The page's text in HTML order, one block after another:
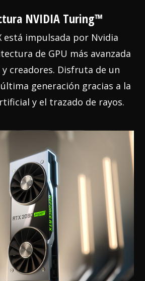
NVIDIA Turing™
está impulsada por Nvidia
de GPU más avanzada
creadores. Disfruta de un
generación gracias a la
y el trazado de rayos.